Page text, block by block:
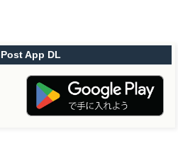
App DL